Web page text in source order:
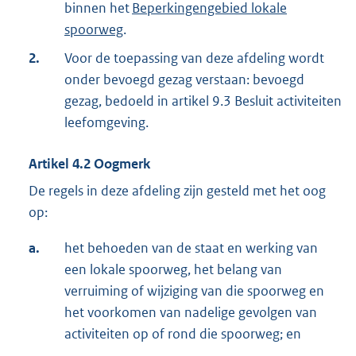
binnen hetBeperkingengebied lokale
spoorweg.
2.
Voor de toepassing van deze afdeling wordt
onder bevoegd gezag verstaan: bevoegd
gezag, bedoeld in artikel 9.3 Besluit activiteiten
leefomgeving.
Artikel 4.2Oogmerk
De regels in deze afdeling zijn gesteld met het oog
op:
a.
het behoeden van de staat en werking van
een lokale spoorweg, het belang van
verruiming of wijziging van die spoorweg en
het voorkomen van nadelige gevolgen van
activiteiten op of rond die spoorweg; en